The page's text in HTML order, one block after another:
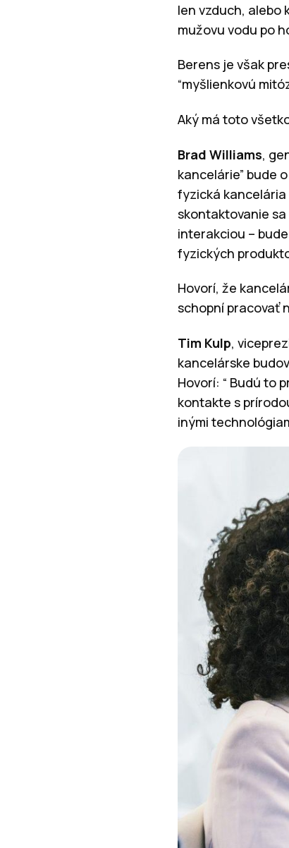
len vzduch, alebo
mužovu vodu po
Berens je však
“myšlienkovú
Aký má toto
Brad Williams,
kancelárie” bude
fyzická
skontaktovanie
interakciou –
fyzických
Hovorí, že
schopní pracovať
Tim Kulp,
kancelárske
Hovorí: “ Budú to
kontakte s
inými